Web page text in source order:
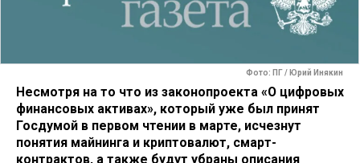
Фото: ПГ / Юрий Инякин
Несмотря на то что из законопроекта «О цифровых
финансовых активах», который уже был принят
Госдумой в первом чтении в марте, исчезнут
понятия майнинга и криптовалют, смарт-
контрактов, а также будут убраны описания